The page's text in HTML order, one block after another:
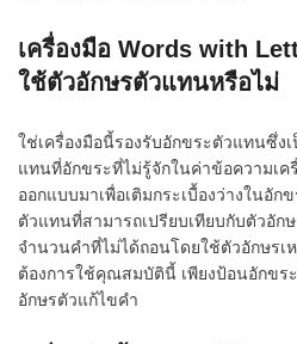
เครื่องมือ Words with
ใช้ตัวอักษรตัวแทนหรือไม่
ใช่เครื่องมือนี้รองรับอักขระตัวแทนซึ่ง
แทนที่อักขระที่ไม่รู้จักในค่าข้อความเค
ออกแบบมาเพื่อเติมกระเบื้องว่างในอัก
ตัวแทนที่สามารถเปรียบเทียบกับตัวอัก
จำนวนคำที่ไม่ได้ถอนโดยใช้ตัวอักษรเ
ต้องการใช้คุณสมบัตินี้ เพียงป้อนอักขร
อักษรตัวแก้ไขคำ